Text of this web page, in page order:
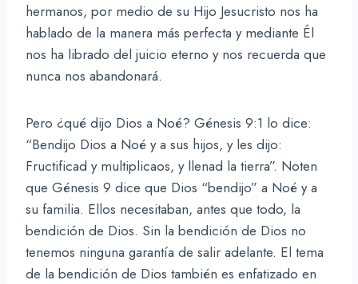
hermanos, por medio de su Hijo Jesucristo nos ha
hablado de la manera más perfecta y mediante Él
nos ha librado del juicio eterno y nos recuerda que
nunca nos abandonará.
Pero ¿qué dijo Dios a Noé? Génesis 9:1 lo dice:
“Bendijo Dios a Noé y a sus hijos, y les dijo:
Fructificad y multiplicaos, y llenad la tierra”. Noten
que Génesis 9 dice que Dios “bendijo” a Noé y a
su familia. Ellos necesitaban, antes que todo, la
bendición de Dios. Sin la bendición de Dios no
tenemos ninguna garantía de salir adelante. El tema
de la bendición de Dios también es enfatizado en